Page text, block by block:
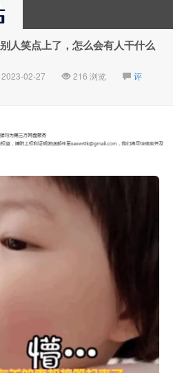
人笑点上了，怎么会有人干什么
2023-02-27 216 浏览
评